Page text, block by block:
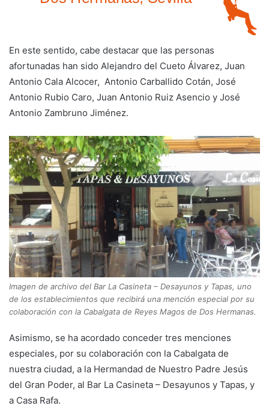
En este sentido, cabe destacar que las personas
afortunadas han sido Alejandro del Cueto Álvarez, Juan
Antonio Cala Alcocer, Antonio Carballido Cotán, José
Antonio Rubio Caro, Juan Antonio Ruiz Asencio y José
Antonio Zambruno Jiménez.
Imagen de archivo del Bar La Casineta – Desayunos y Tapas, uno
de los establecimientos que recibirá una mención especial por su
colaboración con la Cabalgata de Reyes Magos de Dos Hermanas.
Asimismo, se ha acordado conceder tres menciones
especiales, por su colaboración con la Cabalgata de
nuestra ciudad, a la Hermandad de Nuestro Padre Jesús
del Gran Poder, al Bar La Casineta – Desayunos y Tapas, y
a Casa Rafa.